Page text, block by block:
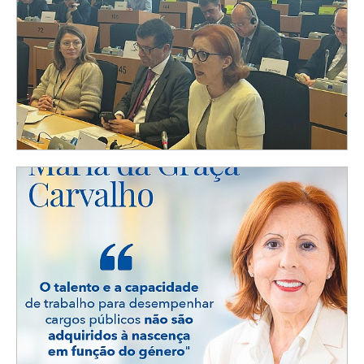
Maria da Graça Carvalho: “Com AI Factory
será criado enorme número de empregos de
alto valor acrescentado”
NOTÍCIAS| 22-03-2024in Expresso
INCLUI
Regulamento das “Fábricas da Inteligência
Artificial” aprovado em Bruxelas